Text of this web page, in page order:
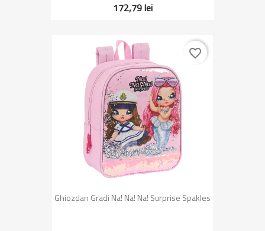
172,79 lei
Ghiozdan Gradi Na! Na! Na! Surprise Spakles
favorite_border